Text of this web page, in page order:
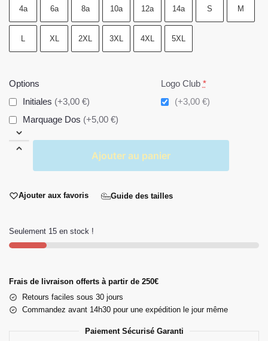
4a 6a 8a 10a 12a 14a S M
L XL 2XL 3XL 4XL 5XL
Options
Initiales (+3,00 €)
Marquage Dos (+5,00 €)
Logo Club *
(+3,00 €)
Ajouter au panier
Ajouter aux favoris Guide des tailles
Seulement 15 en stock !
Frais de livraison offerts à partir de 250€
Retours faciles sous 30 jours
Commandez avant 14h30 pour une expédition le jour même
Paiement Sécurisé Garanti